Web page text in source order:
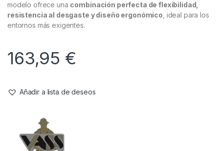
modelo ofrece una combinación perfecta de flexibilidad,
resistencia al desgaste y diseño ergonómico , ideal para los
entornos más exigentes.
163,95 €
Añadir a lista de deseos